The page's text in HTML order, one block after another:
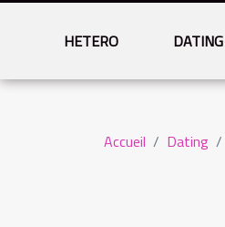
HETERO DATING
Accueil Dating